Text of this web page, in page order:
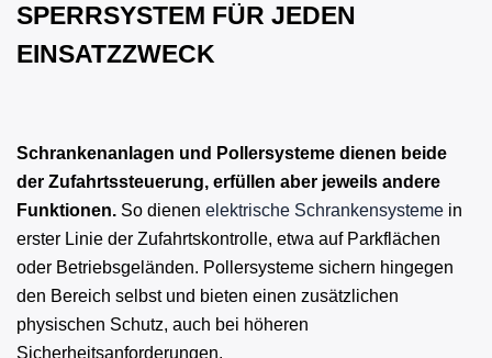
SPERRSYSTEM FÜR JEDEN
EINSATZZWECK
Schrankenanlagen und Pollersysteme dienen beide
der Zufahrtssteuerung, erfüllen aber jeweils andere
Funktionen. So dienen elektrische Schrankensysteme in
erster Linie der Zufahrtskontrolle, etwa auf Parkflächen
oder Betriebsgeländen. Pollersysteme sichern hingegen
den Bereich selbst und bieten einen zusätzlichen
physischen Schutz, auch bei höheren
Sicherheitsanforderungen.